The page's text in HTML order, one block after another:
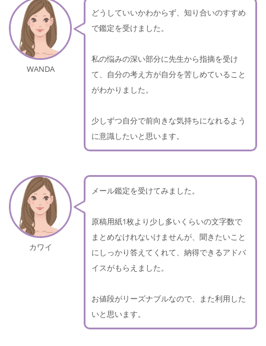
WANDA
どうしていいかわからず、知り合いのすすめ
で鑑定を受けました。
私の悩みの深い部分に先生から指摘を受け
て、自分の考え方が自分を苦しめていること
がわかりました。
少しずつ自分で前向きな気持ちになれるよう
に意識したいと思います。
カワイ
メール鑑定を受けてみました。
原稿用紙1枚より少し多いくらいの文字数で
まとめなけれないけませんが、聞きたいこと
にしっかり答えてくれて、納得できるアドバ
イスがもらえました。
お値段がリーズナブルなので、また利用した
いと思います。